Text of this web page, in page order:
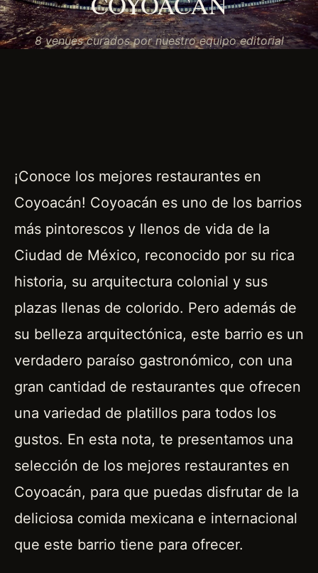
8 venues curados por nuestro equipo editorial
¡Conoce los mejores restaurantes en
Coyoacán! Coyoacán es uno de los barrios
más pintorescos y llenos de vida de la
Ciudad de México, reconocido por su rica
historia, su arquitectura colonial y sus
plazas llenas de colorido. Pero además de
su belleza arquitectónica, este barrio es un
verdadero paraíso gastronómico, con una
gran cantidad de restaurantes que ofrecen
una variedad de platillos para todos los
gustos. En esta nota, te presentamos una
selección de los mejores restaurantes en
Coyoacán, para que puedas disfrutar de la
deliciosa comida mexicana e internacional
que este barrio tiene para ofrecer.